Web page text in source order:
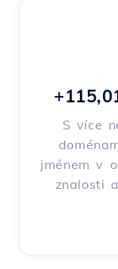
S více
jménem v
znalosti